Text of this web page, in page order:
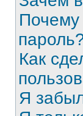
Почему
Как
Я